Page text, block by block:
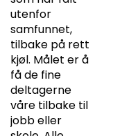
utenfor
samfunnet,
tilbake på rett
kjøl. Målet er å
få de fine
deltagerne
våre tilbake til
jobb eller